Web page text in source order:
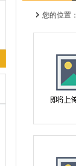
您的位置：